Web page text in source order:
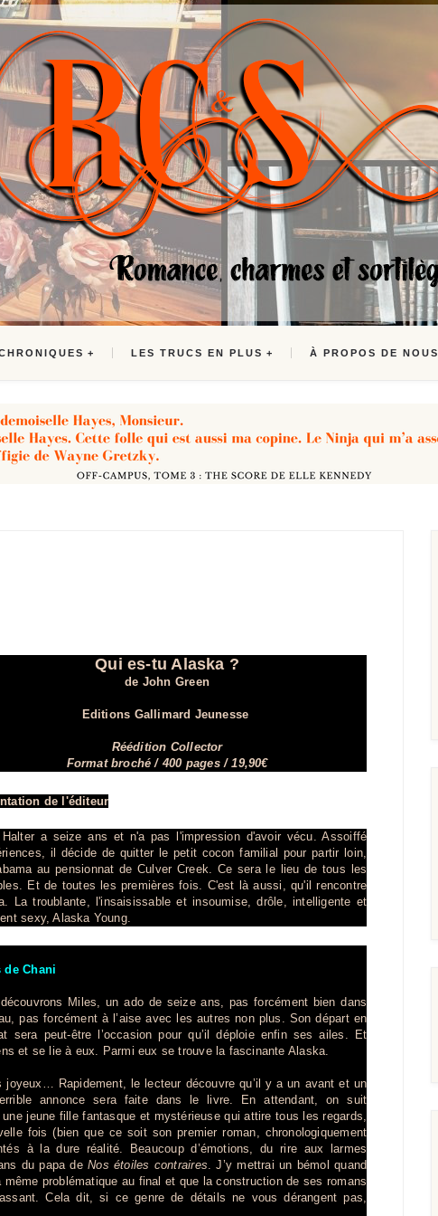
LES TRUCS EN PLUS À PROPOS DE NOUS
Qui es-tu Alaska ?
de John Green
Editions Gallimard Jeunesse
Réédition Collector
Format broché / 400 pages / 19,90€
de l'éditeur
Halter a seize ans et n'a pas l'impression d'avoir vécu. Assoiffé
il décide de quitter le petit cocon familial pour partir loin,
au pensionnat de Culver Creek. Ce sera le lieu de tous les
Et de toutes les premières fois. C'est là aussi, qu'il rencontre
La troublante, l'insaisissable et insoumise, drôle, intelligente et
sexy, Alaska Young.
de Chani
Miles, un ado de seize ans, pas forcément bien dans
pas forcément à l’aise avec les autres non plus. Son départ en
sera peut-être l’occasion pour qu’il déploie enfin ses ailes. Et
et se lie à eux. Parmi eux se trouve la fascinante Alaska.
joyeux… Rapidement, le lecteur découvre qu’il y a un avant et un
annonce sera faite dans le livre. En attendant, on suit
jeune fille fantasque et mystérieuse qui attire tous les regards,
fois (bien que ce soit son premier roman, chronologiquement
à la dure réalité. Beaucoup d’émotions, du rire aux larmes
du papa deNos étoiles contraires. J’y mettrai un bémol quand
problématique au final et que la construction de ses romans
Cela dit, si ce genre de détails ne vous dérangent pas,